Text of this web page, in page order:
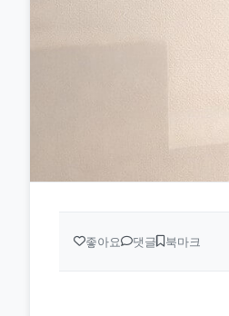
좋아요 댓글 북마크